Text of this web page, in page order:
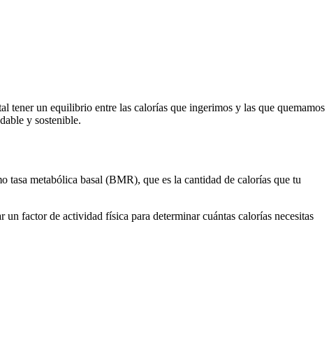
tener un equilibrio entre las calorías que ingerimos y las que quemamos
y sostenible.
tasa metabólica basal (BMR), que es la cantidad de calorías que tu
factor de actividad física para determinar cuántas calorías necesitas